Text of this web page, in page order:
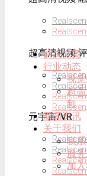
超高清视频·
元宇宙/VR
解决方案
行业动态
视
超
频
新闻资讯
关于我们
联
服
加